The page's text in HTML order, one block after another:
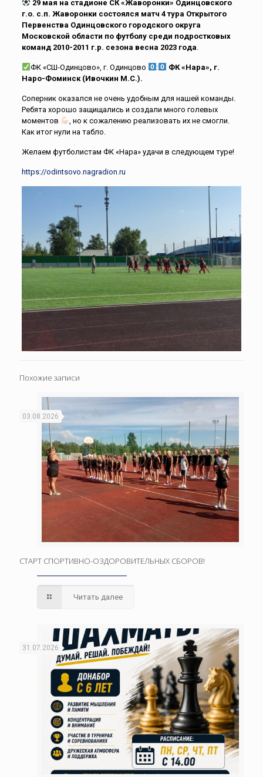
29 мая на стадионе СК «Жаворонки» Одинцовского
г.о. с.п. Жаворонки состоялся матч 4 тура Открытого
Первенства Одинцовского городского округа
Московской области по футболу среди подростковых
команд 2010-2011 г.р. сезона весна 2023 года.
ФК «СШ-Одинцово», г. Одинцово :
ФК «Нара», г.
Наро-Фоминск (Ивочкин М.С.).
Соперник оказался не очень удобным для нашей команды.
Ребята хорошо защищались и создали много голевых
моментов
, но к сожалению реализовать их не смогли.
Как итог нули на табло.
Желаем футболистам ФК «Нара» удачи в следующем туре!
https://odintsovo.nagradion.ru
Похожие записи
03.08.2026
СТАРТ СПОРТИВНО-ОЗДОРОВИТЕЛЬНЫХ СБОРОВ!
Читать далее
31.07.2026